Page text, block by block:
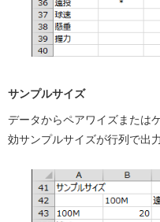
サンプルサイズ
データからペアワイズまたは
効サンプルサイズが行列で出